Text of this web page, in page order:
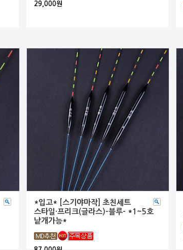
29,000원
*입고* [스기야마작] 초친세트
스타일·프리크(글라스)-블루- *1~5호
낱개가능*